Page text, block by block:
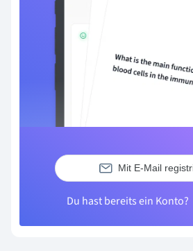
Mit E-Mail
Du hast bereits ein Konto?